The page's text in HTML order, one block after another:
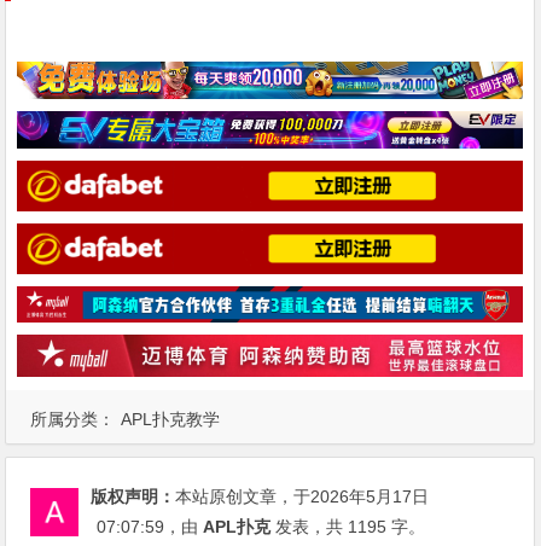
所属分类： APL扑克教学
版权声明：本站原创文章，于2026年5月17日
07:07:59 ，由APL扑克发表，共 1195 字。